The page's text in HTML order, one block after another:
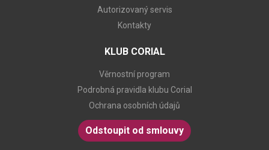
Autorizovaný servis
Kontakty
KLUB CORIAL
Věrnostní program
Podrobná pravidla klubu Corial
Ochrana osobních údajů
Odstoupit od smlouvy